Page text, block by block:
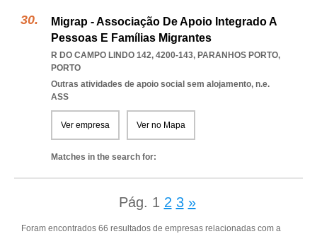
Migrap - Associação De Apoio Integrado A
Pessoas E Famílias Migrantes
R DO CAMPO LINDO 142, 4200-143, PARANHOS PORTO,
PORTO
Outras atividades de apoio social sem alojamento, n.e.
ASS
Ver empresa Ver no Mapa
Matches in the search for:
Pág. 1 2 3 »
Foram encontrados 66 resultados de empresas relacionadas com a